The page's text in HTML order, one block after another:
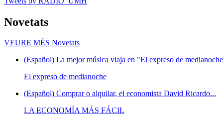
Novetats
VEURE MÉS Novetats
(Español) La mejor música viaja en "El expreso de
El expreso de medianoche
(Español) Comprar o alquilar, el economista David Ricardo...
LA ECONOMÍA MÁS FÁCIL